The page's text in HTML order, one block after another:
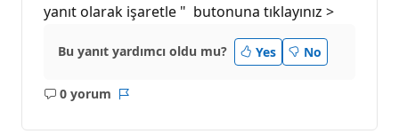
yanıt olarak işaretle " butonuna tıklayınız >
Bu yanıt yardımcı oldu mu? Yes No
0 yorum
Açıklama